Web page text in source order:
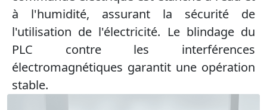
à l'humidité, assurant la sécurité de
l'utilisation de l'électricité. Le blindage du
PLC contre les interférences
électromagnétiques garantit une opération
stable.